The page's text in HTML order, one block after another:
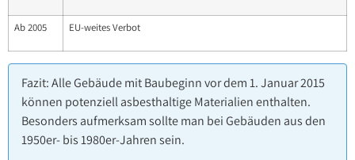
Ab 2005 EU-weites Verbot
Fazit: Alle Gebäude mit Baubeginn vor dem 1. Januar 2015
können potenziell asbesthaltige Materialien enthalten.
Besonders aufmerksam sollte man bei Gebäuden aus den
1950er- bis 1980er-Jahren sein.